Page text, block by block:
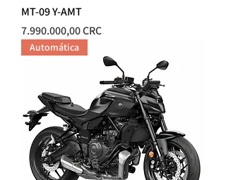
MT-09 Y-AMT
Precio
7.990.000,00 CRC
Automática